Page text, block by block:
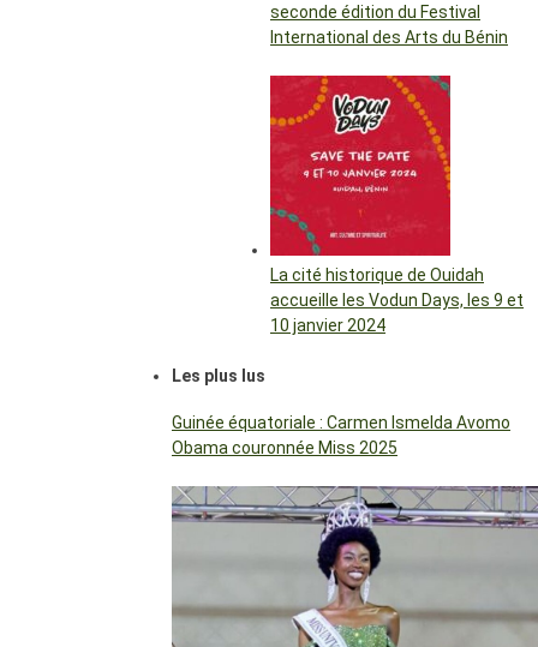
seconde édition du Festival
International des Arts du Bénin
La cité historique de Ouidah
accueille les Vodun Days, les 9 et
10 janvier 2024
Les plus lus
Guinée équatoriale : Carmen Ismelda Avomo
Obama couronnée Miss 2025